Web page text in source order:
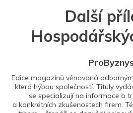
Další
Edice magazínů věnovaná
která hýbou společností. Tituly
se specializují na informace o
a konkrétních zkušenostech firem.